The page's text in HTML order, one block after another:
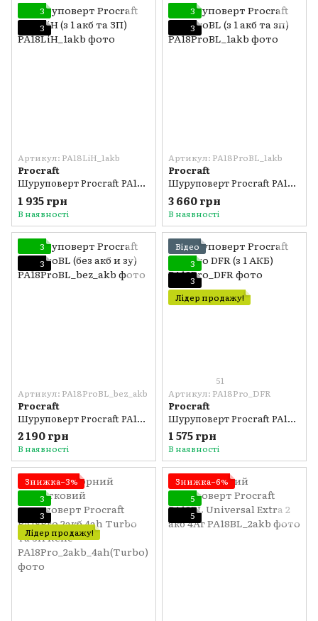
3
3
Артикул: PA18LiH_1akb
Procraft
Шуруповерт Procraft PA18LiH (з 1 акб та ЗП)
1 935 грн
В наявності
3
3
Артикул: PA18ProBL_1akb
Procraft
Шуруповерт Procraft PA18ProBL (з 1 акб та зп)
3 660 грн
В наявності
3
3
Артикул: PA18ProBL_bez_akb
Procraft
Шуруповерт Procraft PA18ProBL (без акб и зу)
2 190 грн
В наявності
Відео
3
3
Лідер продажу!
51
Артикул: PA18Pro_DFR
Procraft
Шуруповерт Procraft PA18Pro DFR (з 1 АКБ)
1 575 грн
В наявності
Знижка−3%
3
3
Лідер продажу!
Знижка−6%
5
5